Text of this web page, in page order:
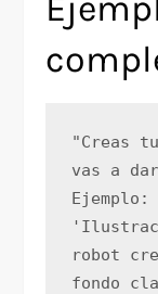
"Creas
vas a
Ejemplo:
robot
fondo